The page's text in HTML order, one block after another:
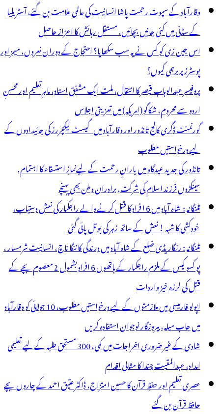
وقارآباد کے سپوت رحمت پاشا انسانیت کی عالمی علامت بن گئے، آسٹریلیا
کے سڈنی میں کئی جانیں بچائیں، مستقل رہائش کا اعزاز حاصل
اس جین زی کو کس نے یہ سب سکھایا؟ احتجاج کے دوران نعروں، میمز اور
پوسٹرز پر برہمی کیوں؟
پروفیسر عبدالوہاب قیصر کا انتقال، ملت ایک مشفق استاد، ماہرِتعلیم اور محسنِ
اردو سے محروم، شکاگو (امریکہ) میں تعزیتی اجلاس
گورنمنٹ ڈگری کالج تانڈور اور وقارآباد میں گیسٹ لیکچررز کی جائیدادوں کے
لیے درخواستیں مطلوب
تانڈور کی جدید عیدگاہ میں بارانِ رحمت کے لیےنمازِ استسقاء کا اہتمام,
سینکڑوں فرزند اسلام کی شرکت, برادران وطن بھی پہنچے
تلنگانہ : شاہ آباد میں 6 ا فراد کا قتل کرنے والے راجکمار کی نعش دستیاب،
خودکشی کا شبہ ! نعش کے ساتھ زہر کی بوتل پائی گئی
تلنگانہ : رنگاریڈی ضلع کے شاہ آباد میں درندگی کا ننگا ناچ، انسانیت شرمسار ،
پو کسو کیس کے ملزم راجکمار کے ہاتھوں 6 افراد بشمول 2 معصوم بچے کے
قتل کی لرزہ خیز واردات
اپولو فارمیسی میں ملازمتوں کے لیے درخواستیں مطلوب، 10 جولائی کو وقارآباد
میں جاب میلہ، بیروزگار نوجوان استفادہ کریں
شادی کے غیر ضروری اخراجات میں کمی، 300 مستحق طلبہ کے لیے تعلیمی
امداد، عبدالمقیت چندا کا مثالی اقدام
عصری تعلیم اور حفظِ قرآن کا حسین امتزاج، ڈاکٹر عتیق احمد کے چاروں بچے
حافظِ قرآن بن گئے